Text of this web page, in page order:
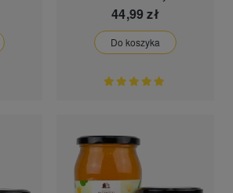
44,99 zł
Do koszyka